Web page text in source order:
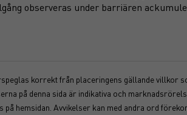
observeras under barriären
korrekt från placeringens gällande villkor
på denna sida är indikativa och
hemsidan. Avvikelser kan med andra ord